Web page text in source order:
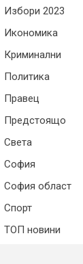
Избори 2023
Икономика
Криминални
Политика
Правец
Предстоящо
Света
София
София област
Спорт
ТОП новини